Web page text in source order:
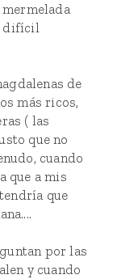
difícil
de
más ricos,
( las
que no
cuando
que a mis
que
por las
y cuando